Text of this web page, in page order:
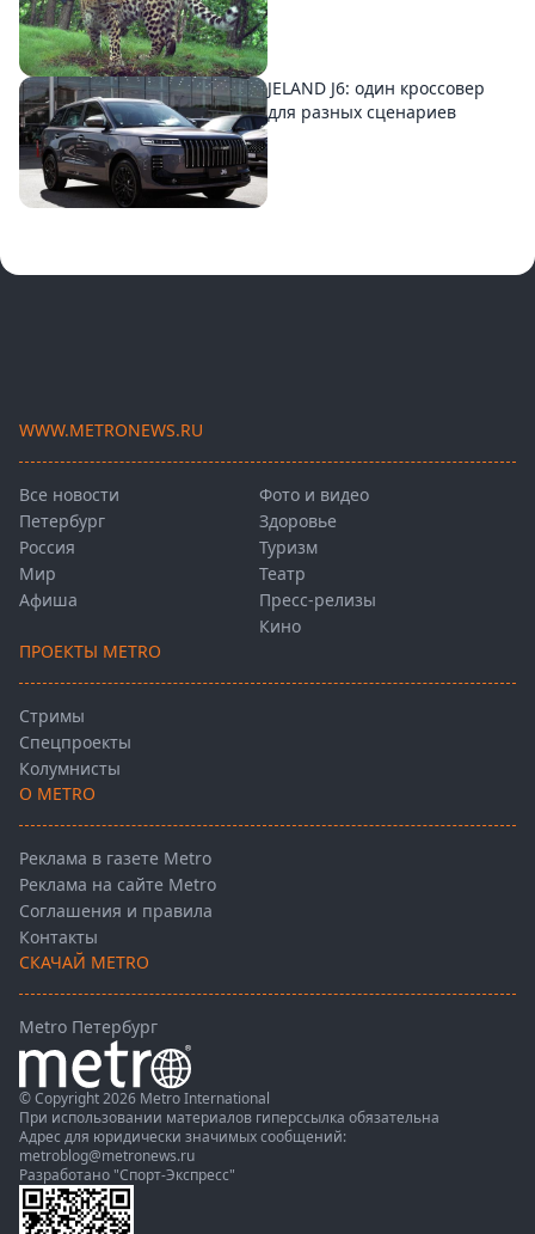
JELAND J6: один кроссовер
для разных сценариев
WWW.METRONEWS.RU
Все новости
Петербург
Россия
Мир
Афиша
Фото и видео
Здоровье
Туризм
Театр
Пресс-релизы
Кино
ПРОЕКТЫ METRO
Стримы
Спецпроекты
Колумнисты
О METRO
Реклама в газете Metro
Реклама на сайте Metro
Соглашения и правила
Контакты
СКАЧАЙ METRO
Metro Петербург
© Copyright 2026 Metro International
При использовании материалов гиперссылка обязательна
Адрес для юридически значимых сообщений:
metroblog@metronews.ru
Разработано "Спорт-Экспресс"